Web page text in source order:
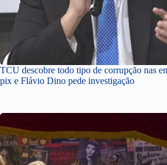
TCU descobre todo tipo de corrupção nas
pix e Flávio Dino pede investigação